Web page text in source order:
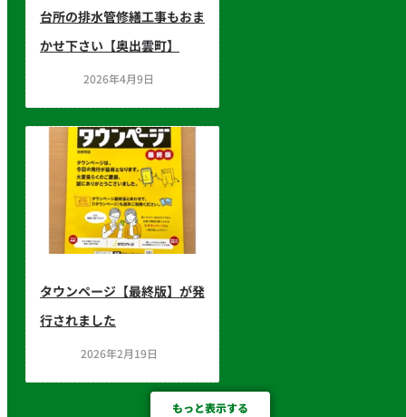
台所の排水管修繕工事もおま
かせ下さい【奥出雲町】
2026年4月9日
タウンページ【最終版】が発
行されました
2026年2月19日
もっと表示する